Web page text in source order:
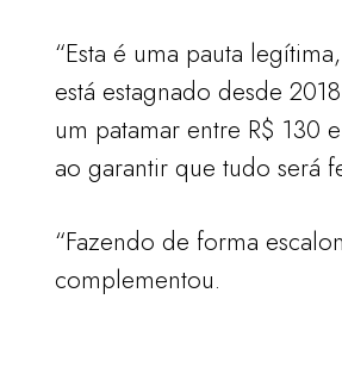
“Esta é uma pauta
está estagnado desde
um patamar entre R$ 130
ao garantir que tudo será
“Fazendo de forma
complementou.